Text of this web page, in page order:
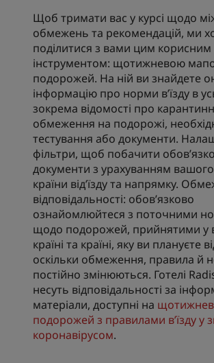
Щоб тримати вас у курсі щодо
обмежень та рекомендацій, ми
поділитися з вами цим корисним
інструментом: щотижневою
подорожей. На ній ви знайдете
інформацію про норми в’їзду в
зокрема відомості про
обмеження на подорожі,
тестування або документи.
фільтри, щоб побачити
документи з урахуванням
країни від’їзду та напрямку.
відповідальності: обов’язково
ознайомлюйтеся з поточними
щодо подорожей, прийнятими у
країні та країні, яку ви плануєте
оскільки обмеження, правила й
постійно змінюються. Готелі
несуть відповідальності за
матеріали, доступні на
подорожей з правилами в’їзду у
коронавірусом.